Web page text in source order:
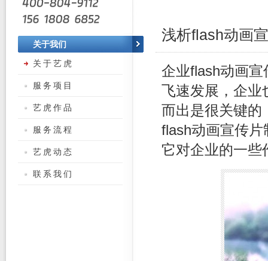
浅析flash动画
企业flash动画
飞速发展，企业
而出是很关键的
flash动画宣传
它对企业的一些
关于我们
关于艺虎
服务项目
艺虎作品
服务流程
艺虎动态
联系我们